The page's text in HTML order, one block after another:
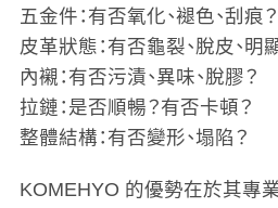
五金件 ：有否氧化、褪色、刮痕
皮革狀態 ：有否龜裂、脫皮、明
內襯 ：有否污漬、異味、脫膠？
拉鏈 ：是否順暢？有否卡頓？
整體結構 ：有否變形、塌陷？
KOMEHYO 的優勢在於其專